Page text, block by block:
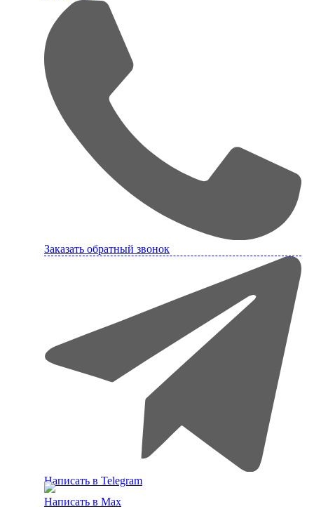
Заказать обратный звонок
Написать в Telegram
Написать в Max